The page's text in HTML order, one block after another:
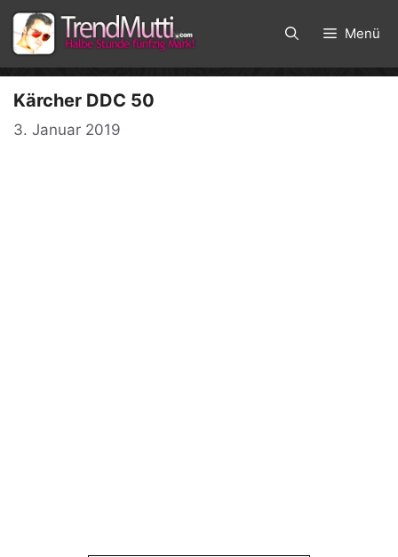
Zum
Inhalt
springen
Menü
Kärcher DDC 50
3. Januar 2019